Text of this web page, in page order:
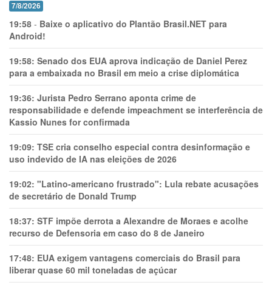
7/8/2026
19:58 - Baixe o aplicativo do Plantão Brasil.NET para
Android!
19:58: Senado dos EUA aprova indicação de Daniel Perez
para a embaixada no Brasil em meio a crise diplomática
19:36: Jurista Pedro Serrano aponta crime de
responsabilidade e defende impeachment se interferência de
Kassio Nunes for confirmada
19:09: TSE cria conselho especial contra desinformação e
uso indevido de IA nas eleições de 2026
19:02: "Latino-americano frustrado": Lula rebate acusações
de secretário de Donald Trump
18:37: STF impõe derrota a Alexandre de Moraes e acolhe
recurso de Defensoria em caso do 8 de Janeiro
17:48: EUA exigem vantagens comerciais do Brasil para
liberar quase 60 mil toneladas de açúcar